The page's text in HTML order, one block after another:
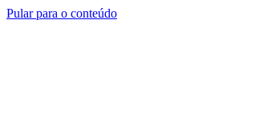
Pular para o conteúdo